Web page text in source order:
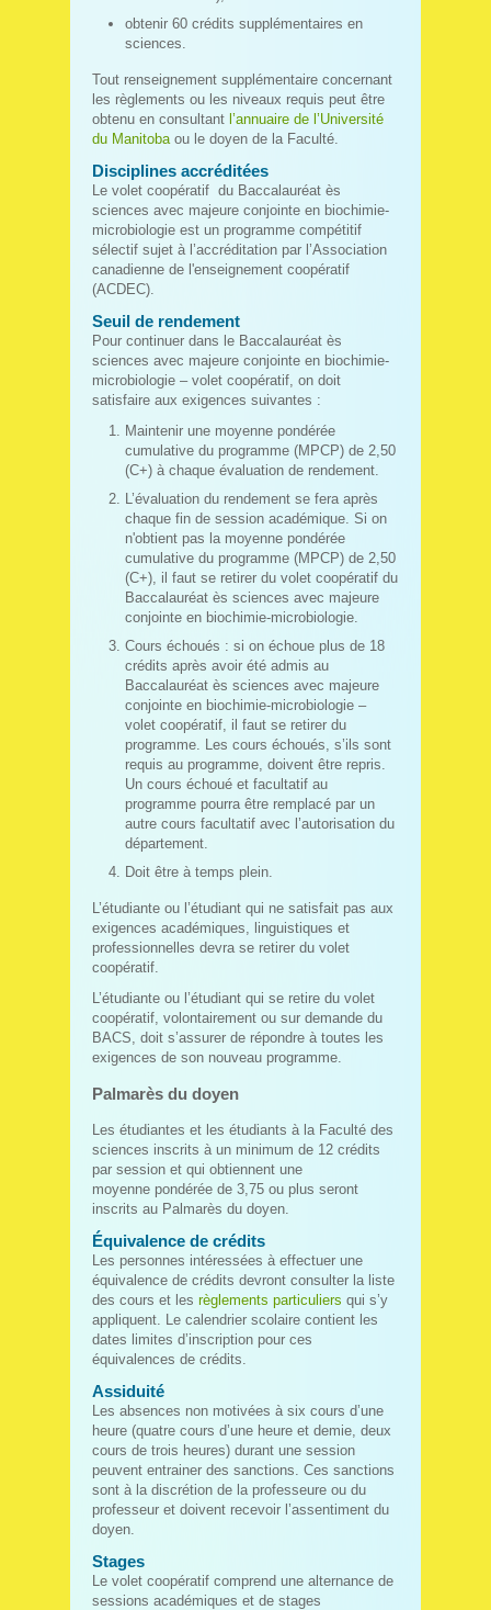
obtenir 60 crédits supplémentaires en
sciences.
Tout renseignement supplémentaire concernant
les règlements ou les niveaux requis peut être
obtenu en consultant l’annuaire de l’Université
du Manitoba ou le doyen de la Faculté.
Disciplines accréditées
Le volet coopératif du Baccalauréat ès
sciences avec majeure conjointe en biochimie-
microbiologie est un programme compétitif
sélectif sujet à l’accréditation par l’Association
canadienne de l'enseignement coopératif
(ACDEC).
Seuil de rendement
Pour continuer dans le Baccalauréat ès
sciences avec majeure conjointe en biochimie-
microbiologie – volet coopératif, on doit
satisfaire aux exigences suivantes :
Maintenir une moyenne pondérée
cumulative du programme (MPCP) de 2,50
(C+) à chaque évaluation de rendement.
L’évaluation du rendement se fera après
chaque fin de session académique. Si on
n'obtient pas la moyenne pondérée
cumulative du programme (MPCP) de 2,50
(C+), il faut se retirer du volet coopératif du
Baccalauréat ès sciences avec majeure
conjointe en biochimie-microbiologie.
Cours échoués : si on échoue plus de 18
crédits après avoir été admis au
Baccalauréat ès sciences avec majeure
conjointe en biochimie-microbiologie –
volet coopératif, il faut se retirer du
programme. Les cours échoués, s’ils sont
requis au programme, doivent être repris.
Un cours échoué et facultatif au
programme pourra être remplacé par un
autre cours facultatif avec l’autorisation du
département.
Doit être à temps plein.
L’étudiante ou l’étudiant qui ne satisfait pas aux
exigences académiques, linguistiques et
professionnelles devra se retirer du volet
coopératif.
L’étudiante ou l’étudiant qui se retire du volet
coopératif, volontairement ou sur demande du
BACS, doit s’assurer de répondre à toutes les
exigences de son nouveau programme.
Palmarès du doyen
Les étudiantes et les étudiants à la Faculté des
sciences inscrits à un minimum de 12 crédits
par session et qui obtiennent une
moyenne pondérée de 3,75 ou plus seront
inscrits au Palmarès du doyen.
Équivalence de crédits
Les personnes intéressées à effectuer une
équivalence de crédits devront consulter la liste
des cours et les règlements particuliers qui s’y
appliquent. Le calendrier scolaire contient les
dates limites d’inscription pour ces
équivalences de crédits.
Assiduité
Les absences non motivées à six cours d’une
heure (quatre cours d’une heure et demie, deux
cours de trois heures) durant une session
peuvent entrainer des sanctions. Ces sanctions
sont à la discrétion de la professeure ou du
professeur et doivent recevoir l’assentiment du
doyen.
Stages
Le volet coopératif comprend une alternance de
sessions académiques et de stages